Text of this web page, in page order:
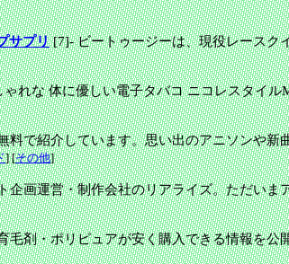
サプリ[7]-ビートゥージーは、現役レースク
れな 体に優しい電子タバコ ニコレスタイル
料で紹介しています。思い出のアニソンや新
] [その他]
企画運営・制作会社のリアライズ。ただいま
毛剤・ポリピュアが安く購入できる情報を公